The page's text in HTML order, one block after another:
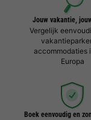
Jouw vakantie,
Vergelijk
accommodaties
Europa
Boek eenvoudig en